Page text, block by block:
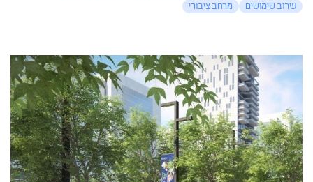
עירוב שימושים
מרחב ציבורי